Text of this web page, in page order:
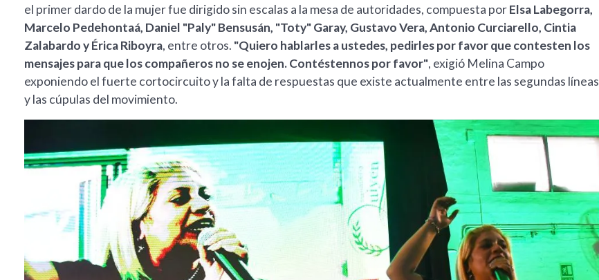
el primer dardo de la mujer fue dirigido sin escalas a la mesa de autoridades, compuesta porElsa Labegorra,
Marcelo Pedehontaá, Daniel "Paly" Bensusán, "Toty" Garay, Gustavo Vera, Antonio Curciarello, Cintia
Zalabardo y Érica Riboyra, entre otros. "Quiero hablarles a ustedes, pedirles por favor que contesten los
mensajes para que los compañeros no se enojen. Contéstennos por favor", exigió Melina Campo
exponiendo el fuerte cortocircuito y la falta de respuestas que existe actualmente entre las segundas líneas
y las cúpulas del movimiento.